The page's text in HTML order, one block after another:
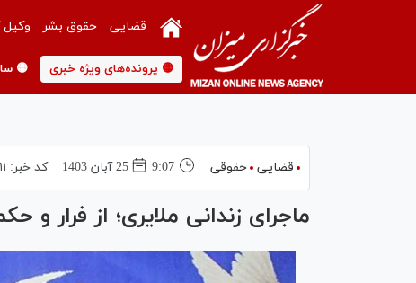
قضایی حقوق بشر وکیل
🟡 پرونده‌های ویژه خبری 🟡
قضایی حقوقی 9:07 25 آبان 1403 کد خبر:
ماجرای زندانی ملایری؛ از فرار و